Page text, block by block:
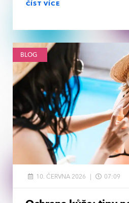
ČÍST VÍCE
BLOG
10. ČERVNA 2026 07:09